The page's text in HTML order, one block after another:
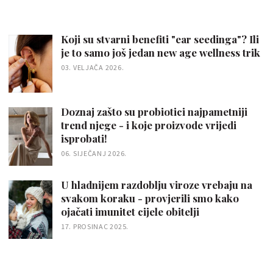
Koji su stvarni benefiti "ear seedinga"? Ili
je to samo još jedan new age wellness trik
03. VELJAČA 2026.
Doznaj zašto su probiotici najpametniji
trend njege - i koje proizvode vrijedi
isprobati!
06. SIJEČANJ 2026.
U hladnijem razdoblju viroze vrebaju na
svakom koraku - provjerili smo kako
ojačati imunitet cijele obitelji
17. PROSINAC 2025.